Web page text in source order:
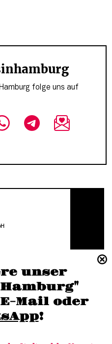
unser
Update per E-Mail oder
!
folge uns auf